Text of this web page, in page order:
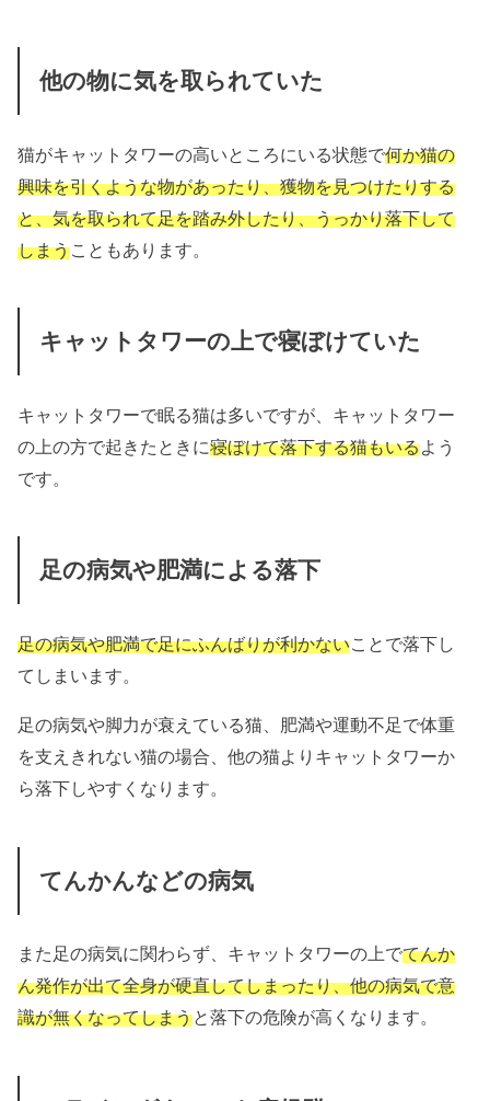
他の物に気を取られていた
猫がキャットタワーの高いところにいる状態で何か猫の
興味を引くような物があったり、獲物を見つけたりする
と、気を取られて足を踏み外したり、うっかり落下して
しまうこともあります。
キャットタワーの上で寝ぼけていた
キャットタワーで眠る猫は多いですが、キャットタワー
の上の方で起きたときに寝ぼけて落下する猫もいるよう
です。
足の病気や肥満による落下
足の病気や肥満で足にふんばりが利かないことで落下し
てしまいます。
足の病気や脚力が衰えている猫、肥満や運動不足で体重
を支えきれない猫の場合、他の猫よりキャットタワーか
ら落下しやすくなります。
てんかんなどの病気
また足の病気に関わらず、キャットタワーの上でてんか
ん発作が出て全身が硬直してしまったり、他の病気で意
識が無くなってしまうと落下の危険が高くなります。